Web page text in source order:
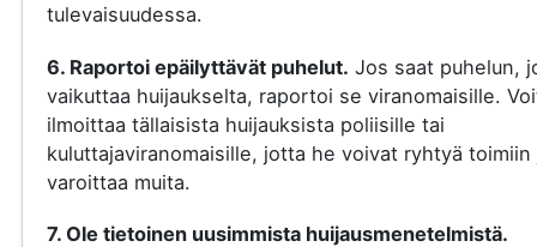
tulevaisuudessa.
6. Raportoi epäilyttävät puhelut. Jos saat puhelun,
vaikuttaa huijaukselta, raportoi se viranomaisille.
ilmoittaa tällaisista huijauksista poliisille tai
kuluttajaviranomaisille, jotta he voivat ryhtyä toimiin
varoittaa muita.
7. Ole tietoinen uusimmista huijausmenetelmistä.